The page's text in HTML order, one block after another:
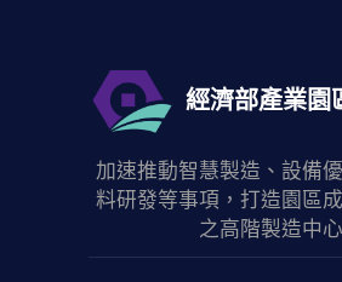
經濟部產業園
加速推動智慧製造、設備
料研發等事項，打造園區
之高階製造中心